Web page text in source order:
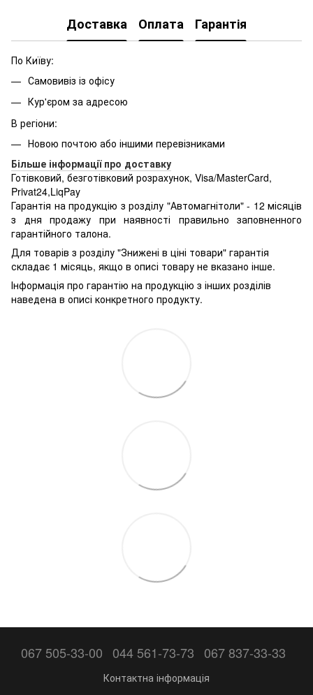
Доставка Оплата Гарантія
По Київу:
Самовивіз із офісу
Кур'єром за адресою
В регіони:
Новою почтою або іншими перевізниками
Більше інформації про доставку
Готівковий, безготівковий розрахунок, Visa/MasterCard,
Privat24,LiqPay
Гарантія на продукцію з розділу "Автомагнітоли" - 12 місяців
з дня продажу при наявності правильно заповненного
гарантійного талона.
Для товарів з розділу "Знижені в ціні товари" гарантія
складає 1 місяць, якщо в описі товару не вказано інше.
Інформація про гарантію на продукцію з інших розділів
наведена в описі конкретного продукту.
067 505-33-00 044 561-73-73 067 837-33-33
Контактна інформація